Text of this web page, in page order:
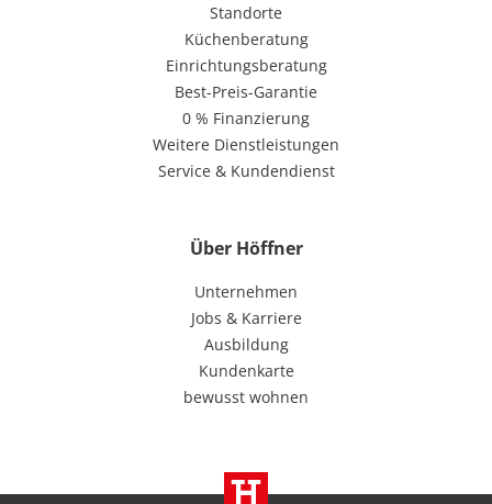
Standorte
Küchenberatung
Einrichtungsberatung
Best-Preis-Garantie
0 % Finanzierung
Weitere Dienstleistungen
Service & Kundendienst
Über Höffner
Unternehmen
Jobs & Karriere
Ausbildung
Kundenkarte
bewusst wohnen